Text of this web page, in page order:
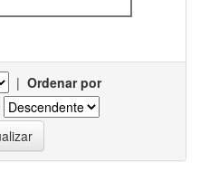
| Ordenar por